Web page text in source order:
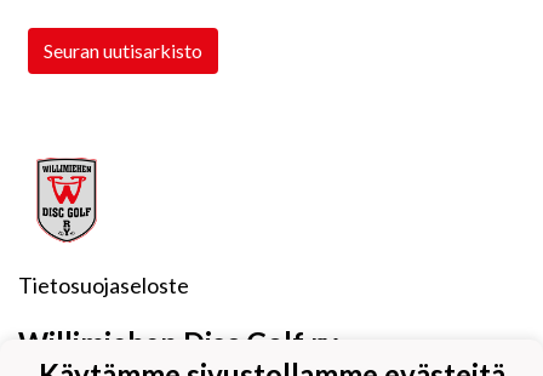
Seuran uutisarkisto
Tietosuojaseloste
Willimiehen Disc Golf ry